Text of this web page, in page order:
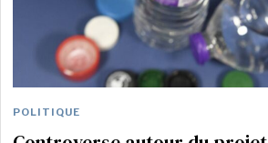
POLITIQUE